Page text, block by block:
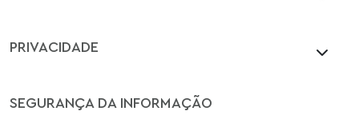
PRIVACIDADE
SEGURANÇA DA INFORMAÇÃO